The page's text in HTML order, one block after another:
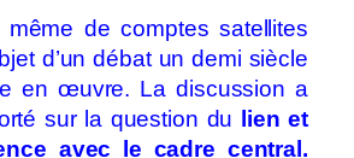
de comptes satellites
d’un débat un demi siècle
en œuvre. La discussion a
sur la question du
lien et
avec le cadre central.